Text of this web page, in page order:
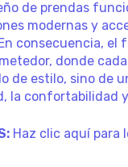
de prendas
modernas y
consecuencia, el
donde
de estilo, sino de
la confortabilidad
Haz clic aquí para